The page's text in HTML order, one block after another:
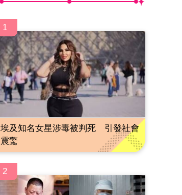
1
埃及知名女星涉毒被判死 引發社會
震驚
2